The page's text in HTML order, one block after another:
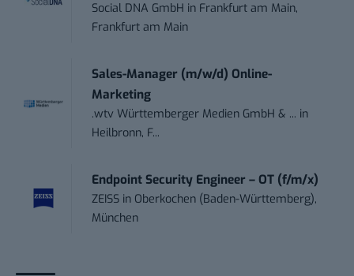
Social DNA GmbH in Frankfurt am Main,
Frankfurt am Main
Sales-Manager (m/w/d) Online-
Marketing
.wtv Württemberger Medien GmbH & ... in
Heilbronn, F...
Endpoint Security Engineer – OT (f/m/x)
ZEISS in Oberkochen (Baden-Württemberg),
München